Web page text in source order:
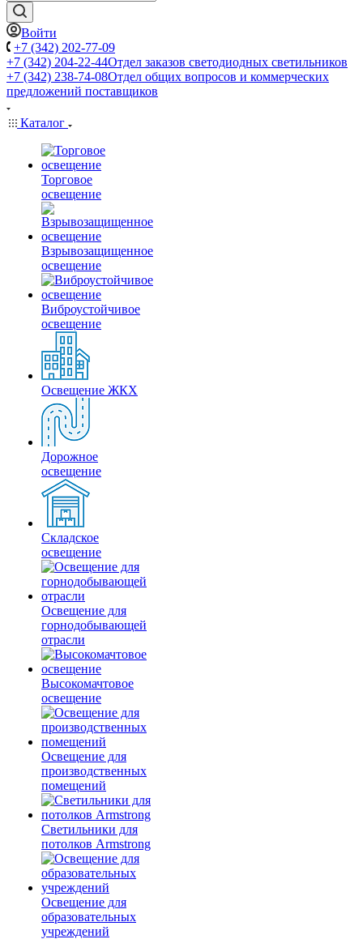
Войти
+7 (342) 202-77-09
+7 (342) 204-22-44Отдел заказов светодиодных светильников
+7 (342) 238-74-08Отдел общих вопросов и коммерческих
предложений поставщиков
Каталог
Торговое
освещение
Взрывозащищенное
освещение
Виброустойчивое
освещение
Освещение ЖКХ
Дорожное
освещение
Складское
освещение
Освещение для
горнодобывающей
отрасли
Высокомачтовое
освещение
Освещение для
производственных
помещений
Светильники для
потолков Armstrong
Освещение для
образовательных
учреждений